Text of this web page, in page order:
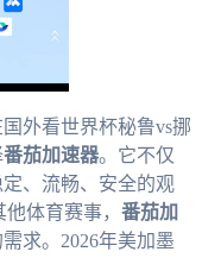
外看世界杯秘鲁vs挪
番茄加速器。它不仅
、流畅、安全的观
体育赛事， 番茄加
求。2026年美加墨